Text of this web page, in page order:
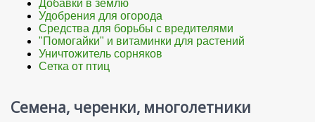
Добавки в землю
Удобрения для огорода
Средства для борьбы с вредителями
"Помогайки" и витаминки для растений
Уничтожитель сорняков
Сетка от птиц
Семена, черенки, многолетники